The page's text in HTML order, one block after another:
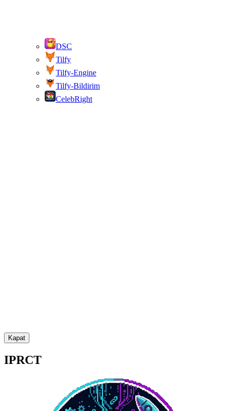
DSC
Tilfy
Tilfy-Engine
Tilfy-Bildirim
CelebRight
Kapat
IPRCT